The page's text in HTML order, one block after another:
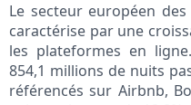
Le secteur européen
caractérise par une
les plateformes en
854,1 millions de nuits
référencés sur Airbnb,